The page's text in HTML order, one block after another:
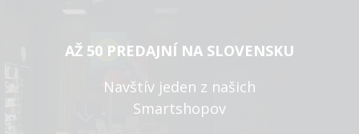
AŽ 50 PREDAJNÍ NA SLOVENSKU
Navštív jeden z našich
Smartshopov